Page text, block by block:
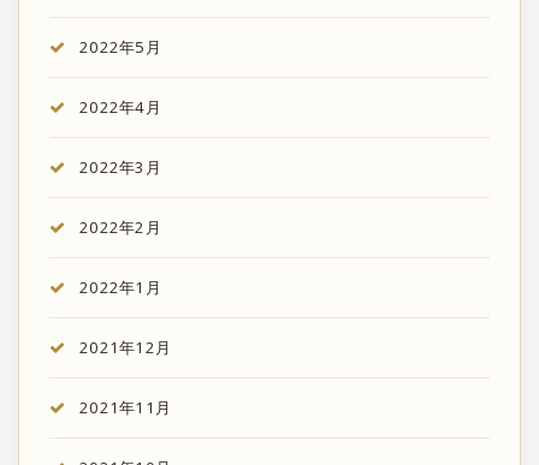
2022年5月
2022年4月
2022年3月
2022年2月
2022年1月
2021年12月
2021年11月